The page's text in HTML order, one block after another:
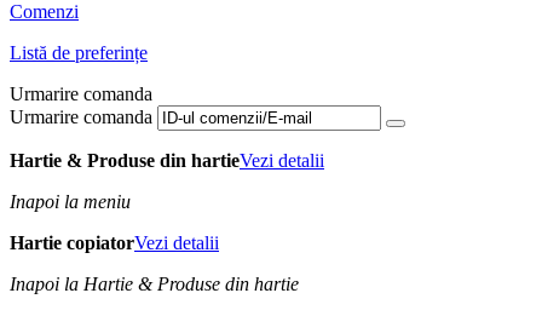
Comenzi
Listă de preferințe
Urmarire comanda
Urmarire comanda
Hartie & Produse din hartieVezi detalii
Inapoi la meniu
Hartie copiatorVezi detalii
Inapoi la Hartie & Produse din hartie